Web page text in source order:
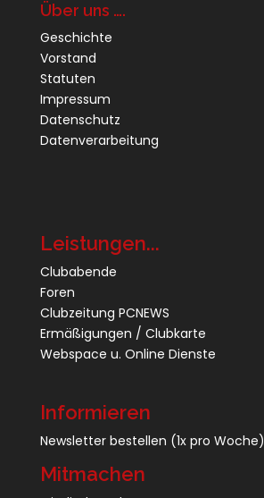
Über uns ….
Geschichte
Vorstand
Statuten
Impressum
Datenschutz
Datenverarbeitung
Leistungen...
Clubabende
Foren
Clubzeitung PCNEWS
Ermäßigungen / Clubkarte
Webspace u. Online Dienste
Informieren
Newsletter bestellen (1x pro Woche)
Mitmachen